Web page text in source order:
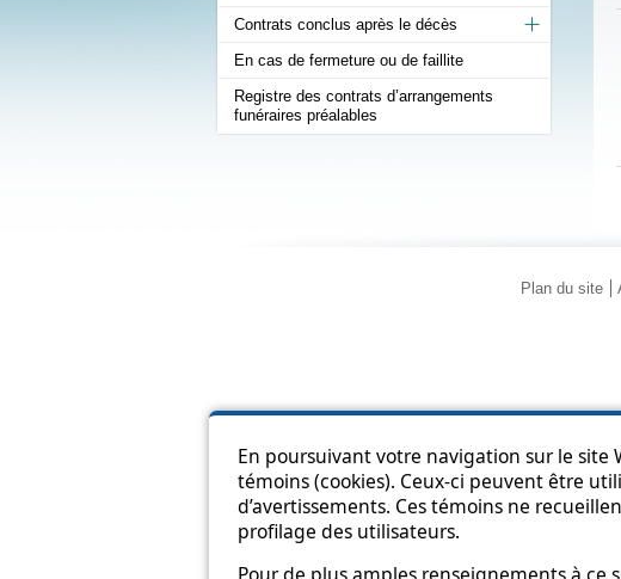
En poursuivant votre navigation sur le site
témoins (cookies). Ceux-ci peuvent être
d’avertissements. Ces témoins ne
profilage des utilisateurs.
Contrats conclus après le décès
En cas de fermeture ou de faillite
Registre des contrats d’arrangements
funéraires préalables
Plan du site